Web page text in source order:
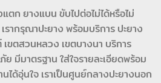
ตก ยางแบน ขับไปต่อไม่ได้หรือไม่
รากรุณาปะยาง พร้อมบริการ ปะยาง
ขตสวนหลวง เขตบางนา บริการ
ย มีมาตรฐาน ใส่ใจรายละเอียดพร้อม
ได้อุ่นใจ เราเป็นศูนย์กลางปะยางนอก